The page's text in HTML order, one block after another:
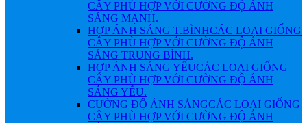
CÂY PHÙ HỢP VỚI CƯỜNG ĐỘ ÁNH
SÁNG MẠNH.
HỢP ÁNH SÁNG T.BÌNHCÁC LOẠI GIỐNG
CÂY PHÙ HỢP VỚI CƯỜNG ĐỘ ÁNH
SÁNG TRUNG BÌNH.
HỢP ÁNH SÁNG YẾUCÁC LOẠI GIỐNG
CÂY PHÙ HỢP VỚI CƯỜNG ĐỘ ÁNH
SÁNG YẾU.
CƯỜNG ĐỘ ÁNH SÁNGCÁC LOẠI GIỐNG
CÂY PHÙ HỢP VỚI CƯỜNG ĐỘ ÁNH